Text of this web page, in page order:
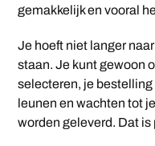
gemakkelijk en vooral
Je hoeft niet langer
staan. Je kunt gewoon
selecteren, je
leunen en wachten tot
worden geleverd. Dat